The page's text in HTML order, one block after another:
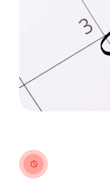
clock